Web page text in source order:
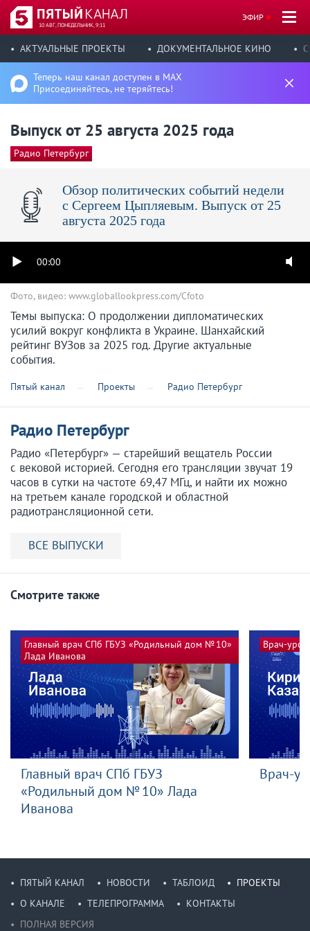
10 АВГ, ПОНЕДЕЛЬНИК, 9:11
ЭФИР
АКТУАЛЬНЫЕ ПРОЕКТЫ ДОКУМЕНТАЛЬНОЕ КИНО
Теперь наш канал доступен в MAX
Присоединяйтесь, не теряйтесь!
Выпуск от 25 августа 2025 года
Радио Петербург
Обзор политических событий недели
с Сергеем Цыпляевым. Выпуск от 25
августа 2025 года
00:00
Фото, видео: www.globallookpress.com/Cfoto
Темы выпуска: О продолжении дипломатических
усилий вокруг конфликта в Украине. Шанхайский
рейтинг ВУЗов за 2025 год. Другие актуальные
события.
Пятый канал Проекты Радио Петербург
Радио Петербург
Радио «Петербург» — старейший вещатель России
с вековой историей. Сегодня его трансляции звучат 19
часов в сутки на частоте 69,47 МГц, и найти их можно
на третьем канале городской и областной
радиотрансляционной сети.
ВСЕ ВЫПУСКИ
Смотрите также
Главный врач СПб ГБУЗ «Родильный дом № 10»
Лада Иванова
Главный врач СПб ГБУЗ
«Родильный дом № 10» Лада
Иванова
Врач-
Врач-
ПЯТЫЙ КАНАЛ НОВОСТИ ТАБЛОИД
ПРОЕКТЫ
О КАНАЛЕ
ТЕЛЕПРОГРАММА
КОНТАКТЫ
ПОЛНАЯ ВЕРСИЯ